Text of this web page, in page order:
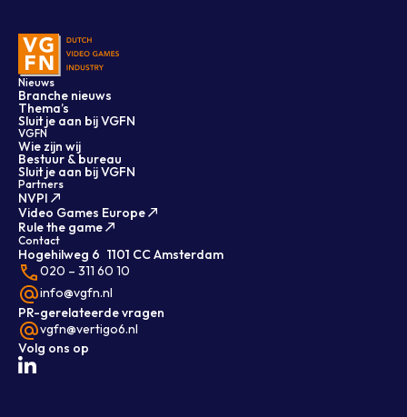
Nieuws
Branche nieuws
Thema’s
Sluit je aan bij VGFN
VGFN
Wie zijn wij
Bestuur & bureau
Sluit je aan bij VGFN
Partners
NVPI
Video Games Europe
Rule the game
Contact
Hogehilweg 6 1101 CC Amsterdam
020 – 311 60 10
info@vgfn.nl
PR-gerelateerde vragen
vgfn@vertigo6.nl
Volg ons op